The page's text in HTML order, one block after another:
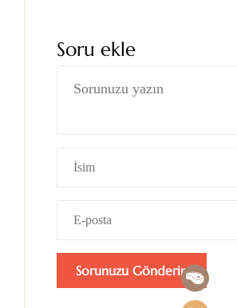
Soru ekle